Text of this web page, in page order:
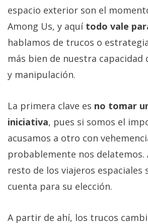
espacio exterior son el
Among Us, y aquí todo vale
hablamos de trucos o
más bien de nuestra capacidad
y manipulación.
La primera clave es no tomar
iniciativa, pues si somos el
acusamos a otro con
probablemente nos delatemos.
resto de los viajeros espaciales
cuenta para su elección.
A partir de ahí, los trucos